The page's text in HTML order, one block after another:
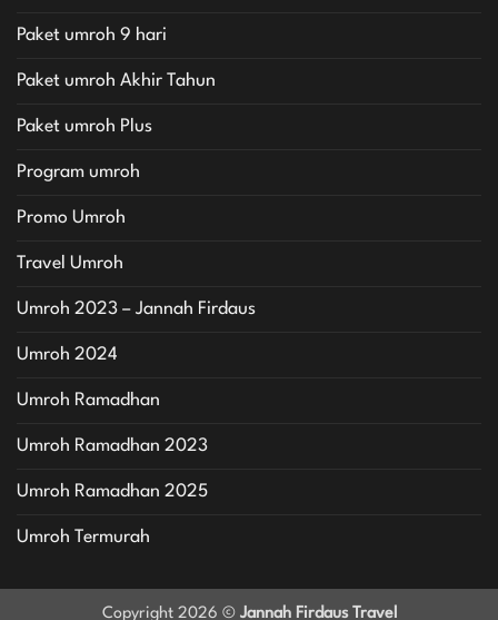
Paket umroh 9 hari
Paket umroh Akhir Tahun
Paket umroh Plus
Program umroh
Promo Umroh
Travel Umroh
Umroh 2023 – Jannah Firdaus
Umroh 2024
Umroh Ramadhan
Umroh Ramadhan 2023
Umroh Ramadhan 2025
Umroh Termurah
Copyright 2026 © Jannah Firdaus Travel